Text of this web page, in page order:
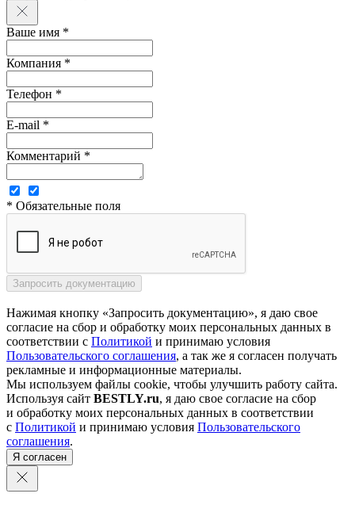
Ваше имя *
Компания *
Телефон *
E-mail *
Комментарий *
* Обязательные поля
Нажимая кнопку «Запросить документацию», я даю свое
согласие на сбор и обработку моих персональных данных в
соответствии с Политикой и принимаю условия
Пользовательского соглашения, а так же я согласен получать
рекламные и информационные материалы.
Мы используем файлы cookie, чтобы улучшить работу сайта.
Используя сайт BESTLY.ru, я даю свое согласие на сбор
и обработку моих персональных данных в соответствии
с Политикой и принимаю условия Пользовательского
соглашения.
Я согласен